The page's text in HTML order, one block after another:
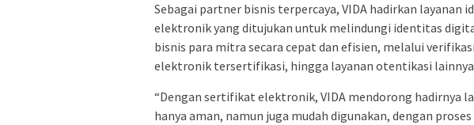
Sebagai partner bisnis terpercaya, VIDA hadirkan
elektronik yang ditujukan untuk melindungi identitas
bisnis para mitra secara cepat dan efisien, melalui
elektronik tersertifikasi, hingga layanan otentikasi
“Dengan sertifikat elektronik, VIDA mendorong hadirnya
hanya aman, namun juga mudah digunakan, dengan